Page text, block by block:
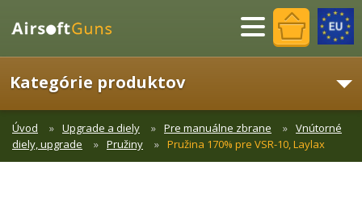
Menu
Kategórie produktov
Úvod Upgrade a diely Pre manuálne zbrane
Vnútorné
diely, upgrade
Pružiny Pružina 170% pre VSR-10, Laylax